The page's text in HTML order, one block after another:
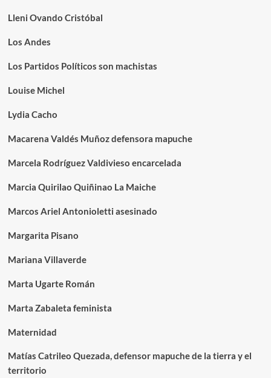
Lleni Ovando Cristóbal
Los Andes
Los Partidos Políticos son machistas
Louise Michel
Lydia Cacho
Macarena Valdés Muñoz defensora mapuche
Marcela Rodríguez Valdivieso encarcelada
Marcia Quirilao Quiñinao La Maiche
Marcos Ariel Antonioletti asesinado
Margarita Pisano
Mariana Villaverde
Marta Ugarte Román
Marta Zabaleta feminista
Maternidad
Matías Catrileo Quezada, defensor mapuche de la tierra y el
territorio